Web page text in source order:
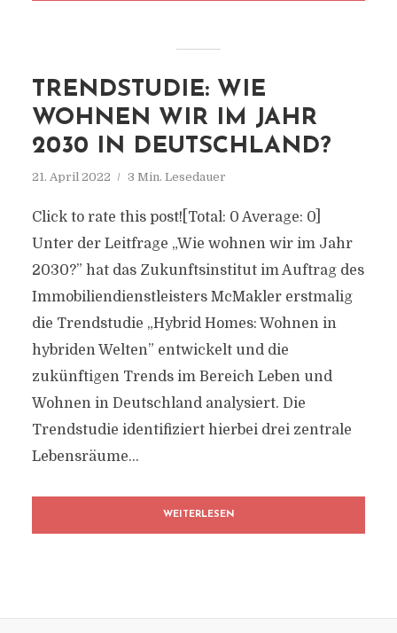
TRENDSTUDIE: WIE
WOHNEN WIR IM JAHR
2030 IN DEUTSCHLAND?
21. April 2022 3 Min. Lesedauer
Click to rate this post![Total: 0 Average: 0]
Unter der Leitfrage „Wie wohnen wir im Jahr
2030?” hat das Zukunftsinstitut im Auftrag des
Immobiliendienstleisters McMakler erstmalig
die Trendstudie „Hybrid Homes: Wohnen in
hybriden Welten” entwickelt und die
zukünftigen Trends im Bereich Leben und
Wohnen in Deutschland analysiert. Die
Trendstudie identifiziert hierbei drei zentrale
Lebensräume...
WEITERLESEN